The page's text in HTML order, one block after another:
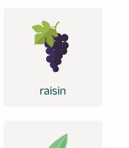
raisin